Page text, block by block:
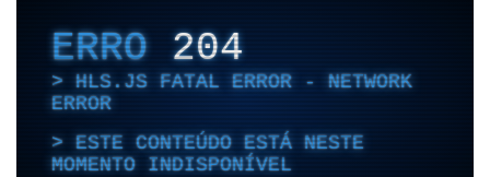
ERRO204
HLS.JS FATAL ERROR - NETWORK
ERROR
ESTE CONTEÚDO ESTÁ NESTE
MOMENTO INDISPONÍVEL